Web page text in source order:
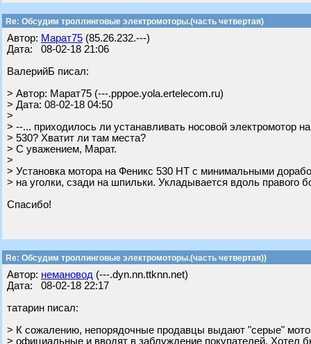
Re: Обсудим троллинговые электромоторы.(часть четвертая)
Автор: Марат75 (85.26.232.---)
Дата: 08-02-18 21:06
ВалерийБ писал:
> Автор: Марат75 (---.pppoe.yola.ertelecom.ru)
> Дата: 08-02-18 04:50
>
> --... приходилось ли устанавливать носовой электромотор
> 530? Хватит ли там места?
> С уважением, Марат.
>
> Установка мотора на Феникс 530 НТ с минимальными
> на уголки, сзади на шпильки. Укладывается вдоль правого
Спасибо!
Re: Обсудим троллинговые электромоторы.(часть четвертая))
Автор: немановод (---.dyn.nn.ttknn.net)
Дата: 08-02-18 22:17
татарин писал:
> К сожалению, непорядочные продавцы выдают "серые"
> официальные и вводят в заблуждение покупателей. Хотел